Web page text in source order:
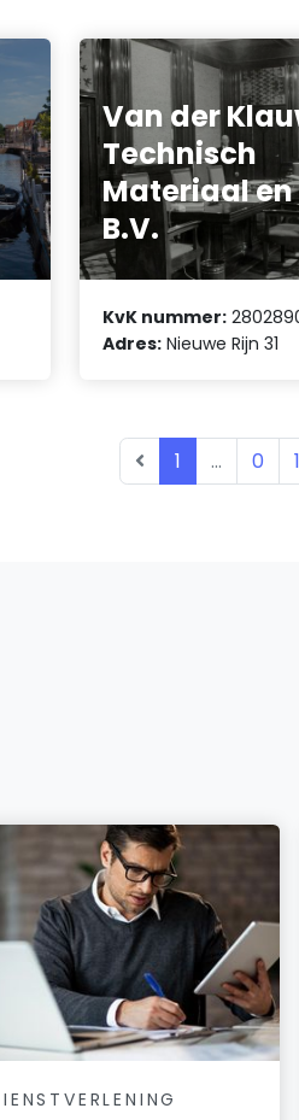
Van der
Technisch
Materiaal en
B.V.
KvK nummer:
Adres: Nieuwe Rijn 31
1 ... 0 1